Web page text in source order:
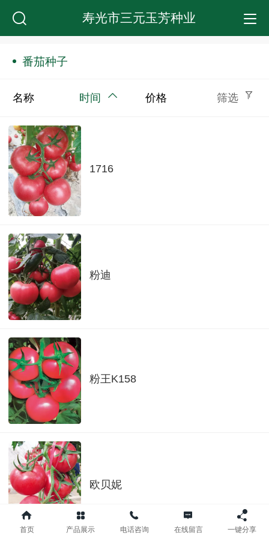
寿光市三元玉芳种业
番茄种子
名称 时间 价格 筛选
1716
粉迪
粉王K158
欧贝妮
首页 产品展示 电话咨询 在线留言 一键分享